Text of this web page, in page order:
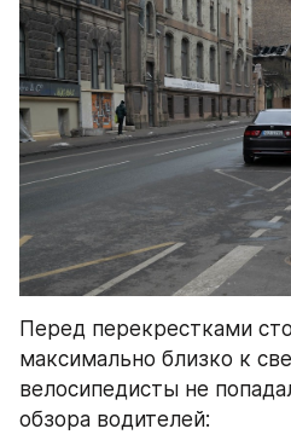
Перед перекрестками
максимально близко к
велосипедисты не
обзора водителей: